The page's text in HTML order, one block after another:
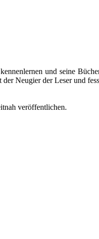
und seine
Neugier der Leser und
veröffentlichen.